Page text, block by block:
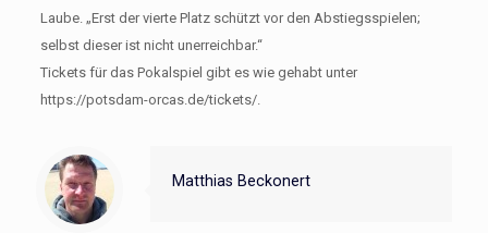
Laube. „Erst der vierte Platz schützt vor den Abstiegsspielen;
selbst dieser ist nicht unerreichbar.“
Tickets für das Pokalspiel gibt es wie gehabt unter
https://potsdam-orcas.de/tickets/.
Matthias Beckonert